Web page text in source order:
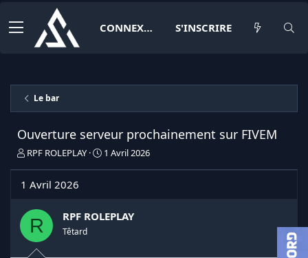
CONNEXION S'INSCRIRE
Le bar
Ouverture serveur prochainement sur FIVEM
I
a
e
u
RPF ROLEPLAY
D
e
1 Avril 2026
1 Avril 2026
R RPF ROLEPLAY
Têtard